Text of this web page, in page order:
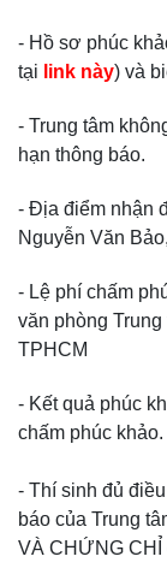
- Hồ sơ phúc
tại link này) và
- Trung tâm
hạn thông báo.
- Địa điểm nhận
Nguyễn Văn
- Lệ phí chấm
văn phòng
TPHCM
- Kết quả phúc
chấm phúc khảo.
- Thí sinh đủ
báo của Trung
VÀ CHỨNG